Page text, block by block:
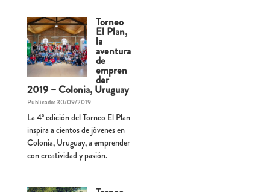
Torneo
El Plan,
la
aventura
de
empren
der
2019 – Colonia, Uruguay
Publicado: 30/09/2019
La 4ª edición del Torneo El Plan
inspira a cientos de jóvenes en
Colonia, Uruguay, a emprender
con creatividad y pasión.